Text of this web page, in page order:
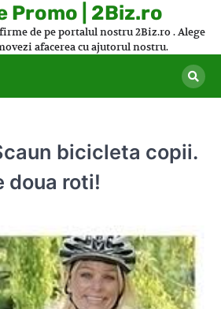
Promo | 2Biz.ro
de pe portalul nostru 2Biz.ro . Alege
afacerea cu ajutorul nostru.
bicicleta copii.
doua roti!